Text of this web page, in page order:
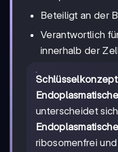
Beteiligt an der
Verantwortlich
innerhalb der
Schlüsselkonzept
unterscheidet
ribosomenfrei